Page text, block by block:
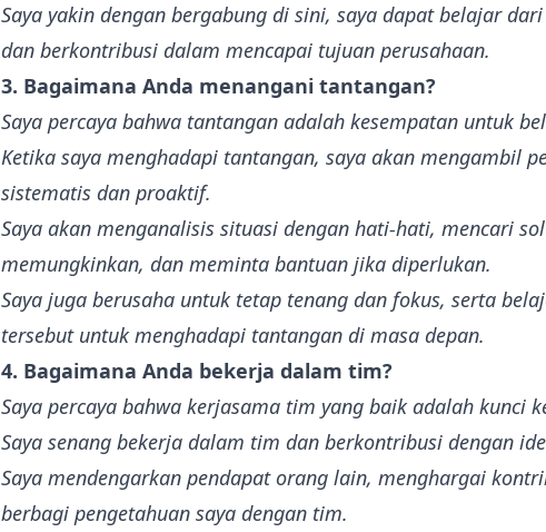
Saya yakin dengan bergabung di sini, saya dapat belajar
dan berkontribusi dalam mencapai tujuan perusahaan.
3. Bagaimana Anda menangani tantangan?
Saya percaya bahwa tantangan adalah kesempatan untuk
Ketika saya menghadapi tantangan, saya akan mengambil
sistematis dan proaktif.
Saya akan menganalisis situasi dengan hati-hati, mencari
memungkinkan, dan meminta bantuan jika diperlukan.
Saya juga berusaha untuk tetap tenang dan fokus, serta
tersebut untuk menghadapi tantangan di masa depan.
4. Bagaimana Anda bekerja dalam tim?
Saya percaya bahwa kerjasama tim yang baik adalah kunci
Saya senang bekerja dalam tim dan berkontribusi dengan
Saya mendengarkan pendapat orang lain, menghargai
berbagi pengetahuan saya dengan tim.